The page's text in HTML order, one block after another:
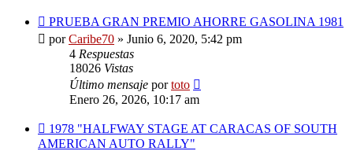
PRUEBA GRAN PREMIO AHORRE GASOLINA 1981
porCaribe70 » Junio 6, 2020, 5:42 pm
4 Respuestas
18026 Vistas
Último mensaje portoto
Enero 26, 2026, 10:17 am
1978 "HALFWAY STAGE AT CARACAS OF SOUTH
AMERICAN AUTO RALLY"